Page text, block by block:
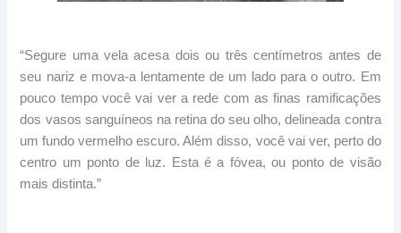
“Segure uma vela acesa dois ou três centímetros antes de
seu nariz e mova-a lentamente de um lado para o outro. Em
pouco tempo você vai ver a rede com as finas ramificações
dos vasos sanguíneos na retina do seu olho, delineada contra
um fundo vermelho escuro. Além disso, você vai ver, perto do
centro um ponto de luz. Esta é a fóvea, ou ponto de visão
mais distinta.”